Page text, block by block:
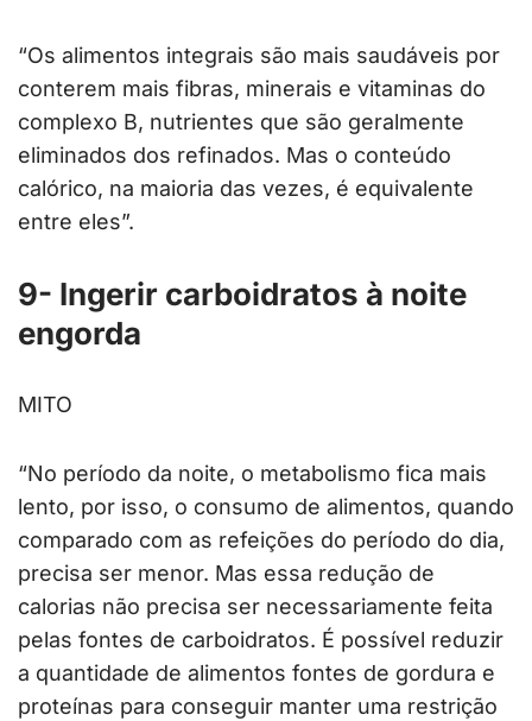
“Os alimentos integrais são mais saudáveis por
conterem mais fibras, minerais e vitaminas do
complexo B, nutrientes que são geralmente
eliminados dos refinados. Mas o conteúdo
calórico, na maioria das vezes, é equivalente
entre eles”.
9- Ingerir carboidratos à noite
engorda
MITO
“No período da noite, o metabolismo fica mais
lento, por isso, o consumo de alimentos, quando
comparado com as refeições do período do dia,
precisa ser menor. Mas essa redução de
calorias não precisa ser necessariamente feita
pelas fontes de carboidratos. É possível reduzir
a quantidade de alimentos fontes de gordura e
proteínas para conseguir manter uma restrição